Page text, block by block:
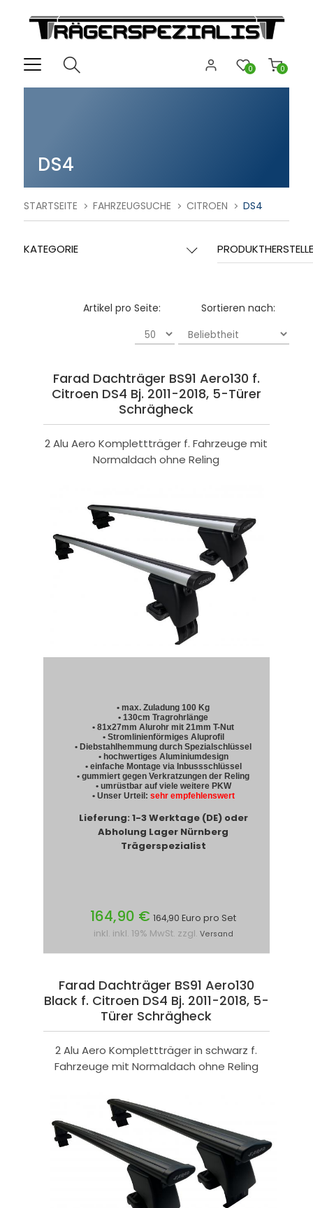
0
0
DS4
STARTSEITE FAHRZEUGSUCHE CITROEN DS4
KATEGORIE
Sortieren nach:
Artikel pro Seite:
Farad Dachträger BS91 Aero130 f.
Citroen DS4 Bj. 2011-2018, 5-Türer
Schrägheck
2 Alu Aero Komplettträger f. Fahrzeuge mit
Normaldach ohne Reling
• max. Zuladung 100 Kg
• 130cm Tragrohrlänge
• 81x27mm Alurohr mit 21mm T-Nut
• Stromlinienförmiges Aluprofil
• Diebstahlhemmung durch Spezialschlüssel
• hochwertiges Aluminiumdesign
• einfache Montage via Inbussschlüssel
• gummiert gegen Verkratzungen der Reling
• umrüstbar auf viele weitere PKW
• Unser Urteil: sehr empfehlenswert
Lieferung: 1-3 Werktage (DE) oder
Abholung Lager Nürnberg
Trägerspezialist
164,90 € 164,90 Euro pro Set
inkl. inkl. 19% MwSt. zzgl. Versand
Farad Dachträger BS91 Aero130
Black f. Citroen DS4 Bj. 2011-2018, 5-
Türer Schrägheck
2 Alu Aero Komplettträger in schwarz f.
Fahrzeuge mit Normaldach ohne Reling